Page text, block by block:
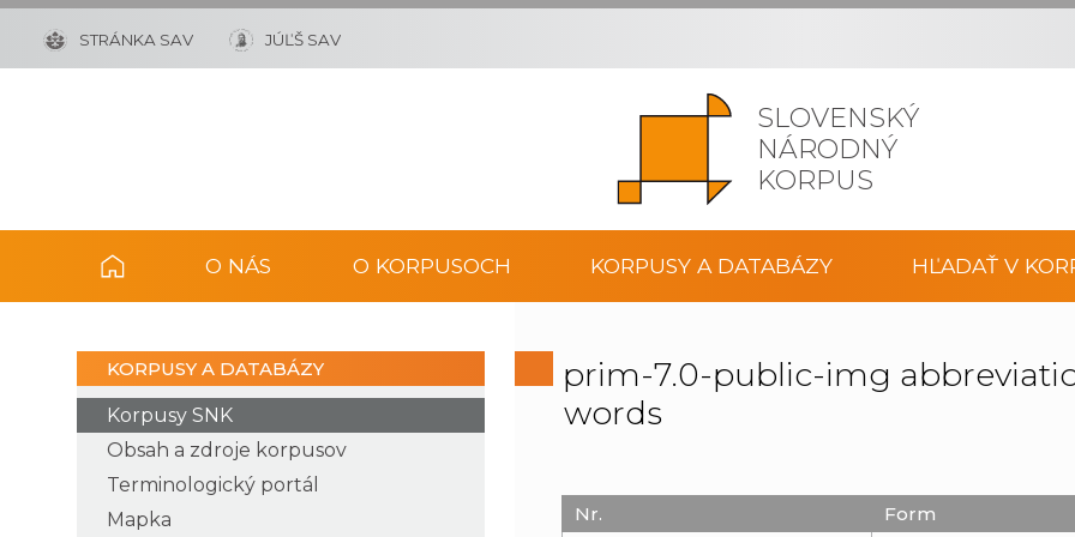
SLOVENSKÝ
NÁRODNÝ
KORPUS
STRÁNKA SAV JÚĽŠ SAV
O NÁS O KORPUSOCH KORPUSY A DATABÁZY HĽADAŤ V
KORPUSY A DATABÁZY
Korpusy SNK
Obsah a zdroje korpusov
Terminologický portál
Mapka
prim-7.0-public-img
words
Nr. Form